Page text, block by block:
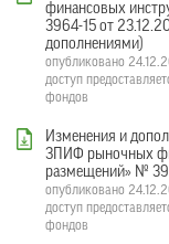
финансовых
3964-15 от
дополнениями)
опубликовано
доступ
фондов
Изменения и
ЗПИФ рыночных
размещений» №
опубликовано
доступ
фондов